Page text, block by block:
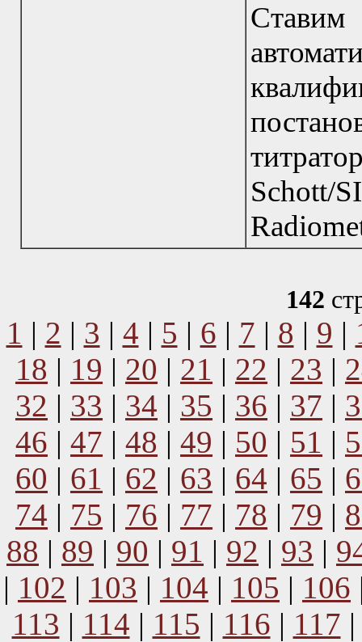
Schott/
142
1 | 2 | 3 | 4 | 5 | 6 | 7 | 8 | 9 |
18 | 19 | 20 | 21 | 22 | 23 |
32 | 33 | 34 | 35 | 36 | 37 |
46 | 47 | 48 | 49 | 50 | 51 |
60 | 61 | 62 | 63 | 64 | 65 |
74 | 75 | 76 | 77 | 78 | 79 |
88 | 89 | 90 | 91 | 92 | 93 |
| 102 | 103 | 104 | 105 | 106
113 | 114 | 115 | 116 | 117